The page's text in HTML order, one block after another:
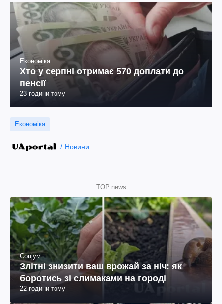
Економіка
Хто у серпні отримає 570 доплати до
пенсії
23 години тому
Економіка
Новини
TOP news
Соціум
Злітні знизити ваш врожай за ніч: як
боротись зі слимаками на городі
22 години тому